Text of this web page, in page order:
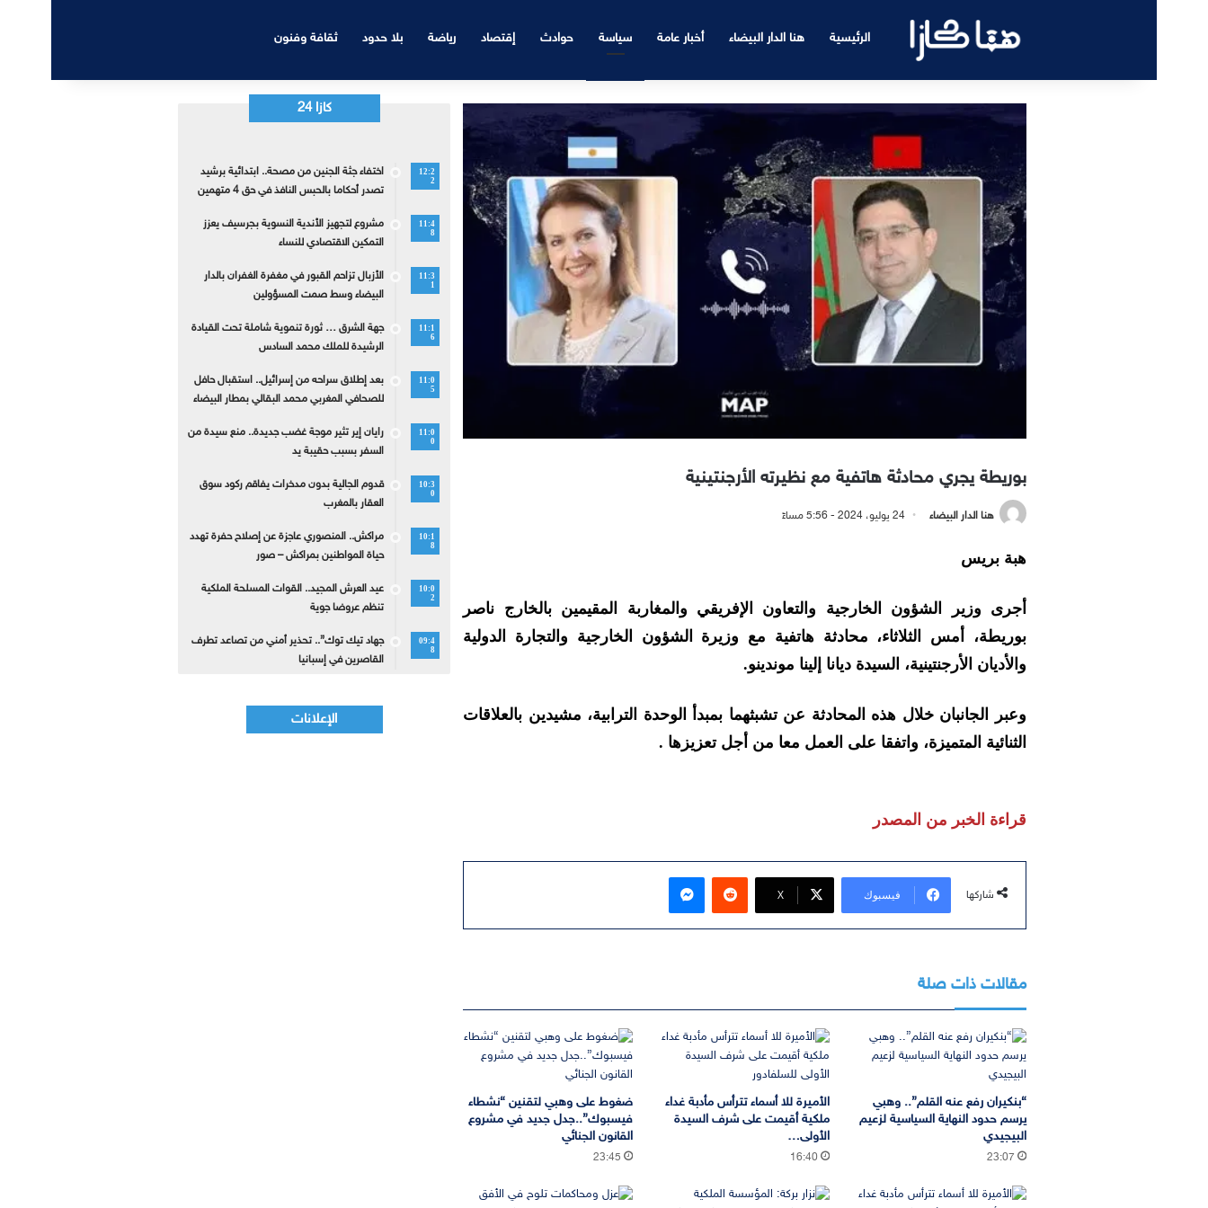
الرئيسية هنا الدار البيضاء أخبار عامة سياسة حوادث إقتصاد رياضة بلا حدود ثقافة وفنون
بوريطة يجري محادثة هاتفية مع نظيرته الأرجنتينية
هنا الدار البيضاء 24 يوليو، 2024 - 5:56 مساءً
هبة بريس
أجرى وزير الشؤون الخارجية والتعاون الإفريقي والمغاربة المقيمين بالخارج ناصر
بوريطة، أمس الثلاثاء، محادثة هاتفية مع وزيرة الشؤون الخارجية والتجارة الدولية
والأديان الأرجنتينية، السيدة ديانا إلينا موندينو.
وعبر الجانبان خلال هذه المحادثة عن تشبثهما بمبدأ الوحدة الترابية، مشيدين بالعلاقات
الثنائية المتميزة، واتفقا على العمل معا من أجل تعزيزها .
قراءة الخبر من المصدر
شاركها فيسبوك ‫X
ماسنجر
مقالات ذات صلة
“بنكيران رفع عنه القلم”.. وهبي
يرسم حدود النهاية السياسية لزعيم
البيجيدي
23:07
الأميرة للا أسماء تترأس مأدبة غداء
ملكية أقيمت على شرف السيدة
الأولى…
16:40
ضغوط على وهبي لتقنين “نشطاء
فيسبوك”..جدل جديد في مشروع
القانون الجنائي
23:45
كازا 24
12:2
2
اختفاء جثة الجنين من مصحة.. ابتدائية برشيد
تصدر أحكاما بالحبس النافذ في حق 4 متهمين
11:4
8
مشروع لتجهيز الأندية النسوية بجرسيف يعزز
التمكين الاقتصادي للنساء
11:3
1
الأزبال تزاحم القبور في مغفرة الغفران بالدار
البيضاء وسط صمت المسؤولين
11:1
6
جهة الشرق … ثورة تنموية شاملة تحت القيادة
الرشيدة للملك محمد السادس
11:0
5
بعد إطلاق سراحه من إسرائيل.. استقبال حافل
للصحافي المغربي محمد البقالي بمطار البيضاء
11:0
0
رايان إير تثير موجة غضب جديدة.. منع سيدة من
السفر بسبب حقيبة يد
10:3
0
قدوم الجالية بدون مدخرات يفاقم ركود سوق
العقار بالمغرب
10:1
8
مراكش.. المنصوري عاجزة عن إصلاح حفرة تهدد
حياة المواطنين بمراكش – صور
10:0
2
عيد العرش المجيد.. القوات المسلحة الملكية
تنظم عروضا جوية
09:4
8
جهاد تيك توك”.. تحذير أمني من تصاعد تطرف
القاصرين في إسبانيا
الإعلانات